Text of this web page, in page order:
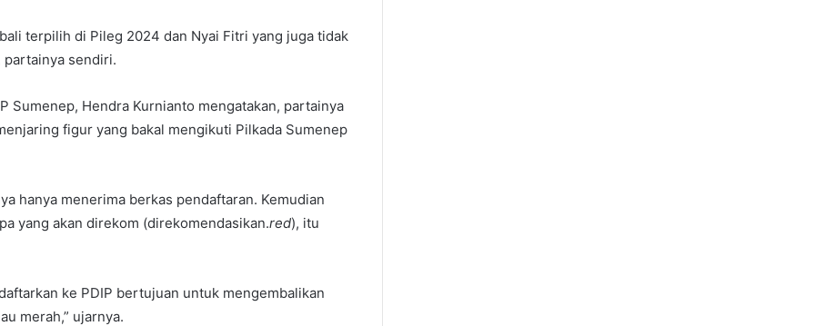
terpilih di Pileg 2024 dan Nyai Fitri yang juga tidak
sendiri.
Sumenep, Hendra Kurnianto mengatakan, partainya
figur yang bakal mengikuti Pilkada Sumenep
hanya menerima berkas pendaftaran. Kemudian
yang akan direkom (direkomendasikan.red), itu
ke PDIP bertujuan untuk mengembalikan
merah,” ujarnya.